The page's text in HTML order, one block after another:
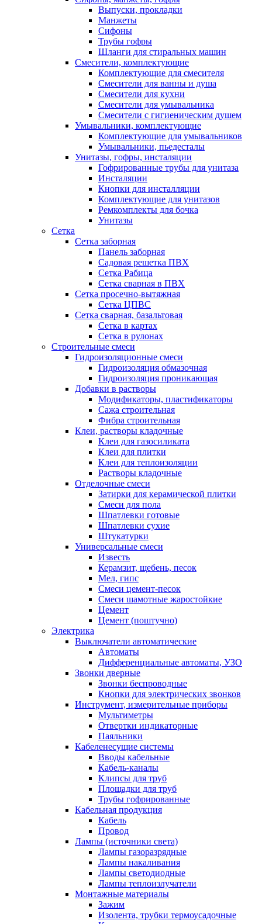
Выпуски, прокладки
Манжеты
Сифоны
Трубы гофры
Шланги для стиральных машин
Смесители, комплектующие
Комплектующие для смесителя
Смесители для ванны и душа
Смесители для кухни
Смесители для умывальника
Смесители с гигиеническим душем
Умывальники, комплектующие
Комплектующие для умывальников
Умывальники, пьедесталы
Унитазы, гофры, инсталяции
Гофрированные трубы для унитаза
Инсталяции
Кнопки для инсталляции
Комплектующие для унитазов
Ремкомплекты для бочка
Унитазы
Сетка
Сетка заборная
Панель заборная
Садовая решетка ПВХ
Сетка Рабица
Сетка сварная в ПВХ
Сетка просечно-вытяжная
Сетка ЦПВС
Сетка сварная, базальтовая
Сетка в картах
Сетка в рулонах
Строительные смеси
Гидроизоляционные смеси
Гидроизоляция обмазочная
Гидроизоляция проникающая
Добавки в растворы
Модификаторы, пластификаторы
Сажа строительная
Фибра строительная
Клеи, растворы кладочные
Клеи для газосиликата
Клеи для плитки
Клеи для теплоизоляции
Растворы кладочные
Отделочные смеси
Затирки для керамической плитки
Смеси для пола
Шпатлевки готовые
Шпатлевки сухие
Штукатурки
Универсальные смеси
Известь
Керамзит, щебень, песок
Мел, гипс
Смеси цемент-песок
Смеси шамотные жаростойкие
Цемент
Цемент (поштучно)
Электрика
Выключатели автоматические
Автоматы
Дифференциальные автоматы, УЗО
Звонки дверные
Звонки беспроводные
Кнопки для электрических звонков
Инструмент, измерительные приборы
Мультиметры
Отвертки индикаторные
Паяльники
Кабеленесущие системы
Вводы кабельные
Кабель-каналы
Клипсы для труб
Площадки для труб
Трубы гофрированные
Кабельная продукция
Кабель
Провод
Лампы (источники света)
Лампы газоразрядные
Лампы накаливания
Лампы светодиодные
Лампы теплоизлучатели
Монтажные материалы
Зажим
Изолента, трубки термоусадочные